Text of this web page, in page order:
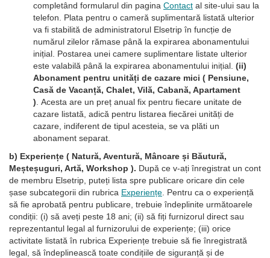
completând formularul din pagina Contact al site-ului sau la
telefon. Plata pentru o cameră suplimentară listată ulterior
va fi stabilită de administratorul Elsetrip în funcție de
numărul zilelor rămase până la expirarea abonamentului
inițial. Postarea unei camere suplimentare listate ulterior
este valabilă până la expirarea abonamentului inițial. (ii)
Abonament pentru unități de cazare mici ( Pensiune,
Casă de Vacanță, Chalet, Vilă, Cabană, Apartament
) . Acesta are un preț anual fix pentru fiecare unitate de
cazare listată, adică pentru listarea fiecărei unități de
cazare, indiferent de tipul acesteia, se va plăti un
abonament separat.
b) Experiențe ( Natură, Aventură, Mâncare și Băutură,
Meșteșuguri, Artă, Workshop ). După ce v-ați înregistrat un cont
de membru Elsetrip, puteți lista spre publicare oricare din cele
șase subcategorii din rubrica Experiențe . Pentru ca o experiență
să fie aprobată pentru publicare, trebuie îndeplinite următoarele
condiții: (i) să aveți peste 18 ani; (ii) să fiți furnizorul direct sau
reprezentantul legal al furnizorului de experiențe; (iii) orice
activitate listată în rubrica Experiențe trebuie să fie înregistrată
legal, să îndeplinească toate condițiile de siguranță și de